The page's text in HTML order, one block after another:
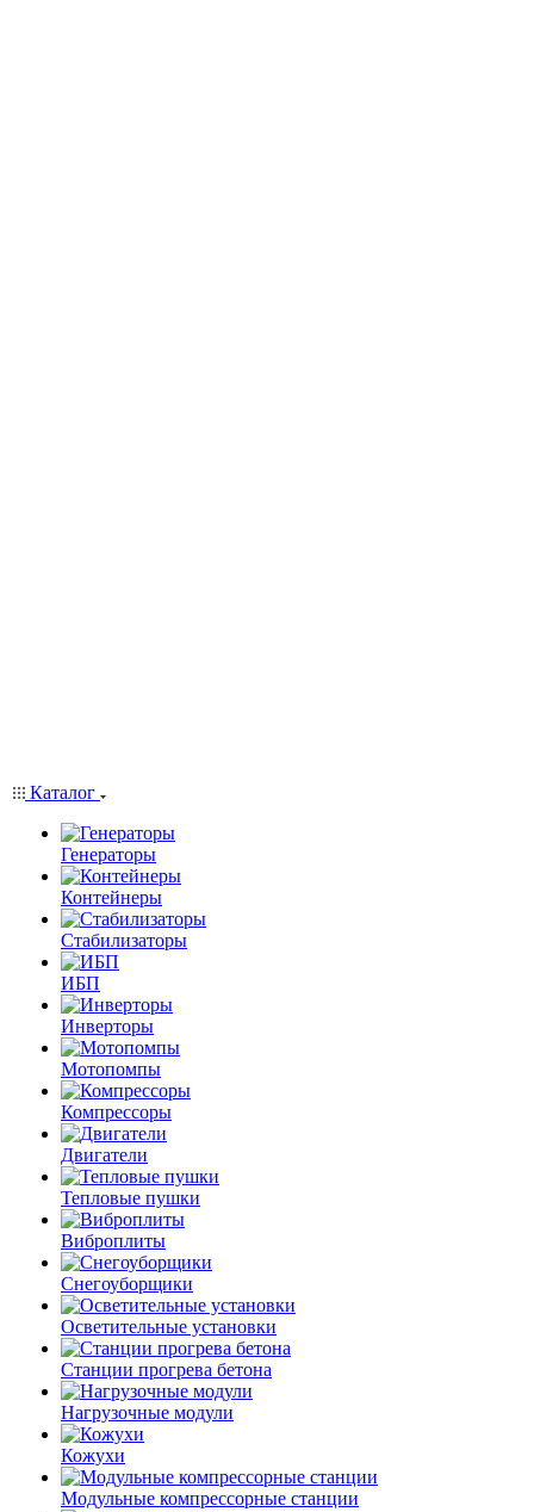
Каталог
Генераторы
Контейнеры
Стабилизаторы
ИБП
Инверторы
Мотопомпы
Компрессоры
Двигатели
Тепловые пушки
Виброплиты
Снегоуборщики
Осветительные установки
Станции прогрева бетона
Нагрузочные модули
Кожухи
Модульные компрессорные станции